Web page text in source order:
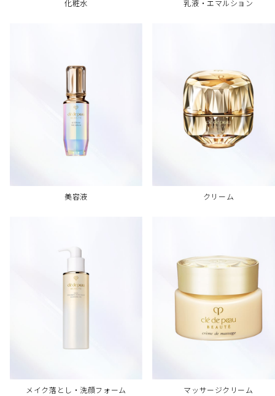
化粧水 乳液・エマルション
美容液 クリーム
メイク落とし・洗顔フォーム マッサージクリーム